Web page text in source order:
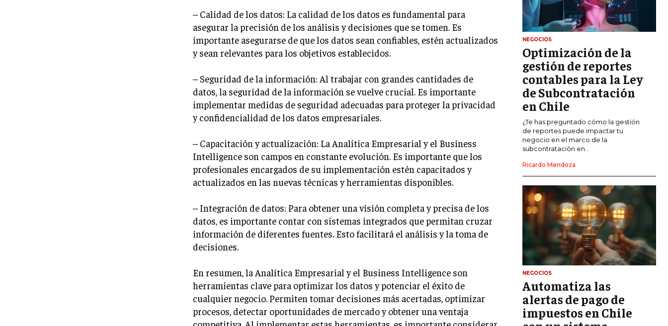
GESTIÓN DE LA EXPERIENCIA DEL
CLIENTE
MÁS
PROYECTOS
GESTIÓN DE PROYECTOS
GESTIÓN DE OPERACIONES Y CADENA
DE SUMINISTRO
LOGÍSTICA EMPRESARIAL
CALIDAD Y MEJORA CONTINUA
TALENTOS
TALENTO
RECLUTAMIENTO Y SELECCIÓN
DESARROLLO DE PERSONAL
GESTIÓN DEL DESEMPEÑO
CULTURA Y CLIMA ORGANIZACIONAL
ÉTICA EMPRESARIAL Y
RESPONSABILIDAD SOCIAL
BLOG
– Calidad de los datos: La calidad de los datos es fundamental para
asegurar la precisión de los análisis y decisiones que se tomen. Es
importante asegurarse de que los datos sean confiables, estén actualizados
y sean relevantes para los objetivos establecidos.
– Seguridad de la información: Al trabajar con grandes cantidades de
datos, la seguridad de la información se vuelve crucial. Es importante
implementar medidas de seguridad adecuadas para proteger la privacidad
y confidencialidad de los datos empresariales.
– Capacitación y actualización: La Analítica Empresarial y el Business
Intelligence son campos en constante evolución. Es importante que los
profesionales encargados de su implementación estén capacitados y
actualizados en las nuevas técnicas y herramientas disponibles.
– Integración de datos: Para obtener una visión completa y precisa de los
datos, es importante contar con sistemas integrados que permitan cruzar
información de diferentes fuentes. Esto facilitará el análisis y la toma de
decisiones.
En resumen, la Analítica Empresarial y el Business Intelligence son
herramientas clave para optimizar los datos y potenciar el éxito de
cualquier negocio. Permiten tomar decisiones más acertadas, optimizar
procesos, detectar oportunidades de mercado y obtener una ventaja
NEGOCIOS
Optimización de la
gestión de reportes
contables para la Ley
de Subcontratación
en Chile
¿Te has preguntado cómo la gestión
de reportes puede impactar tu
negocio en el marco de la
subcontratación en...
Ricardo Mendoza
NEGOCIOS
Automatiza las
alertas de pago de
impuestos en Chile